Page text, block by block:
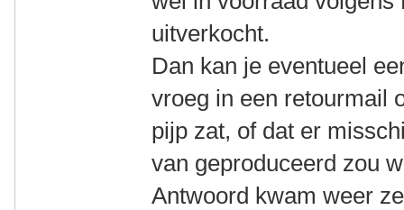
uitverkocht.
Dan kan je eventueel
vroeg in een retourmail
pijp zat, of dat er
van geproduceerd zou
Antwoord kwam weer